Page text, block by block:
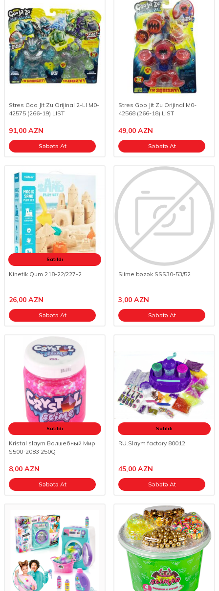
Stres Goo Jit Zu Orijinal 2-LI M0-
42575 (266-19) LIST
91,00 AZN
Səbətə At
Stres Goo Jit Zu Orijinal M0-
42568 (266-18) LIST
49,00 AZN
Səbətə At
Satıldı
Kinetik Qum 218-22/227-2
26,00 AZN
Səbətə At
Slime bəzək SSS30-53/52
3,00 AZN
Səbətə At
Satıldı
Kristal slaym Волшебный Мир
S500-2083 250Q
8,00 AZN
Səbətə At
Satıldı
RU.Slaym factory 80012
45,00 AZN
Səbətə At